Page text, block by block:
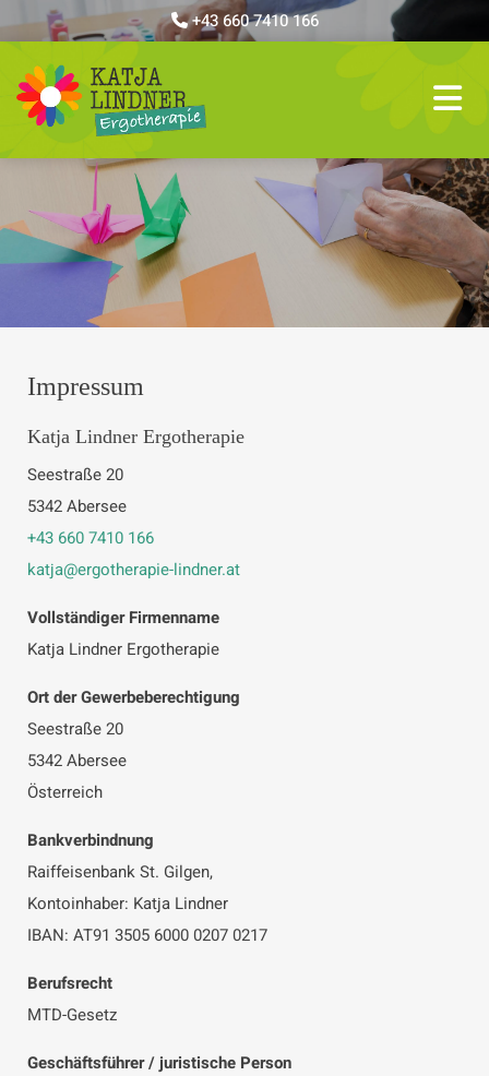
 +43 660 7410 166
Impressum
Katja Lindner Ergotherapie
Seestraße 20
5342 Abersee
+43 660 7410 166
katja@ergotherapie-lindner.at
Vollständiger Firmenname
Katja Lindner Ergotherapie
Ort der Gewerbeberechtigung
Seestraße 20
5342 Abersee
Österreich
Bankverbindnung
Raiffeisenbank St. Gilgen,
Kontoinhaber: Katja Lindner
IBAN: AT91 3505 6000 0207 0217
Berufsrecht
MTD-Gesetz
Geschäftsführer / juristische Person